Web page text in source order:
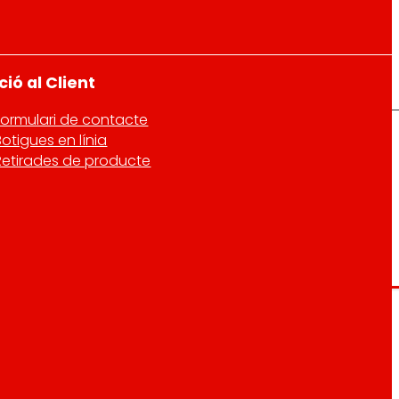
al Client
de contacte
en línia
de producte